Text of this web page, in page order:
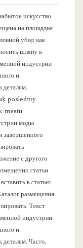
искусство
на площадке
убор как
шляпу к
индустрии
и
деталям.
posledniy-
mestu
моды
завершенного
с другого
статьи
в статью
размещения
Текст
индустрии
и
деталям. Часто,